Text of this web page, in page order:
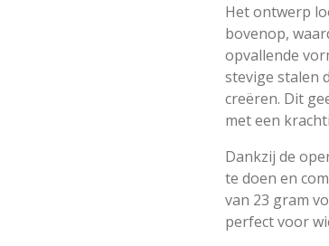
Het ontwerp
bovenop,
opvallende
stevige stalen
creëren. Dit
met een
Dankzij de
te doen en
van 23 gram
perfect voor